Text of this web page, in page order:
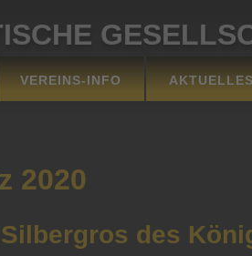
VEREINS-INFO AKTUELLES
2020
Silbergros des